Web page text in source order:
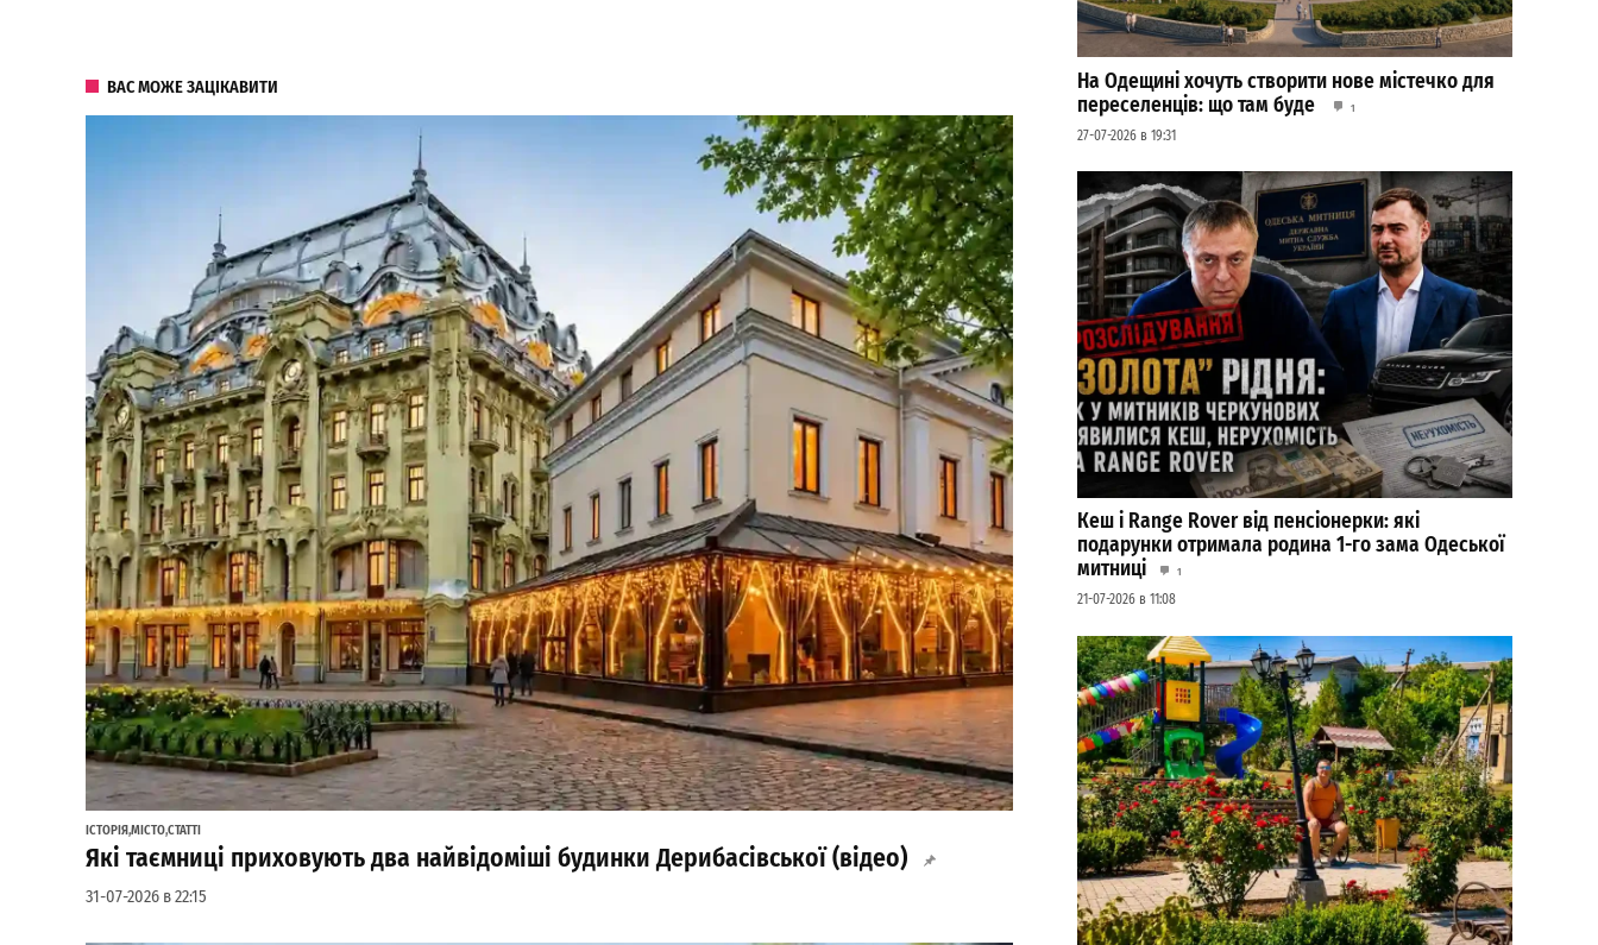
ВАС МОЖЕ ЗАЦІКАВИТИ
ІСТОРІЯ,МІСТО,СТАТТІ
Які таємниці приховують два найвідоміші будинки Дерибасівської (відео)
31-07-2026 в 22:15
На Одещині хочуть створити нове містечко для
переселенців: що там буде
1
27-07-2026 в 19:31
Кеш і Range Rover від пенсіонерки: які
подарунки отримала родина 1-го зама Одеської
митниці
1
21-07-2026 в 11:08